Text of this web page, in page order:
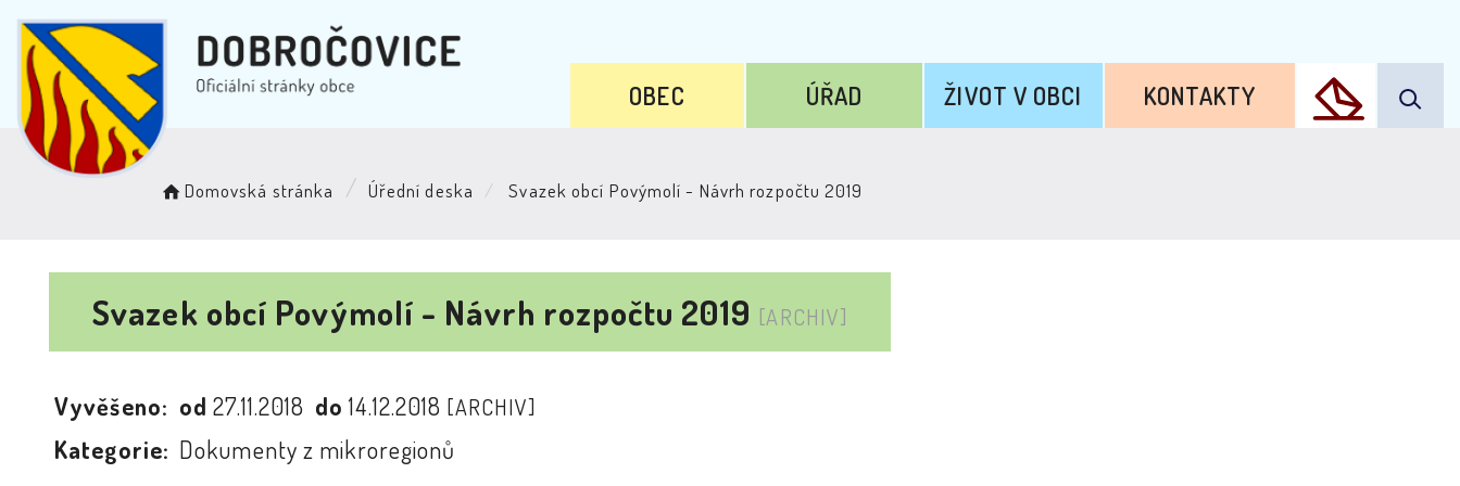
OBEC ÚŘAD ŽIVOT V OBCI KONTAKTY
Domovská stránka Úřední deska Svazek obcí Povýmolí - Návrh rozpočtu 2019
Svazek obcí Povýmolí - Návrh rozpočtu 2019 [ARCHIV]
Vyvěšeno: od27.11.2018 do14.12.2018 [ARCHIV]
Kategorie: Dokumenty z mikroregionů